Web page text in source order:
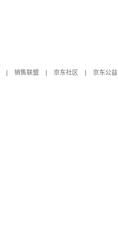
销售联盟 京东社区
京东公益